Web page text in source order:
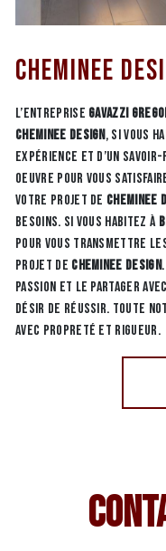
Cheminee
L’entreprise GAVAZZI
Cheminee design, si vous
expérience et d’un
oeuvre pour vous
votre projet de Cheminee
besoins. Si vous habitez à
pour vous transmettre
projet de Cheminee design
passion et le partager
désir de réussir. Toute
avec propreté et rigueur.